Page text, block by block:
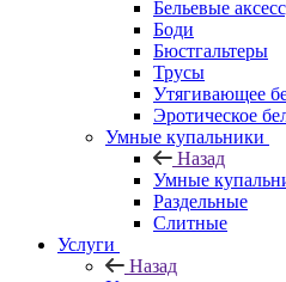
Бельевые
Боди
Бюстгальтеры
Трусы
Утягивающее
Эротическое
Умные купальники
Назад
Умные
Раздельные
Слитные
Услуги
Назад